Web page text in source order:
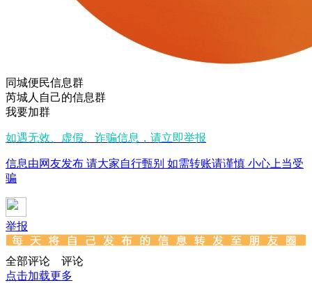
同城便民信息群
芮城人自己的信息群
我要加群
如遇无效、虚假、诈骗信息，请立即举报
信息由网友发布 请大家自行甄别 如需转账请谨慎 小心上当受
骗
举报
全部评论
评论
点击加载更多